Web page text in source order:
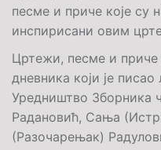
песме и приче које су
инспирисани овим
Цртежи, песме и
дневника који је
Уредништво Зборника
Радановић, Сања
(Разочарењак)